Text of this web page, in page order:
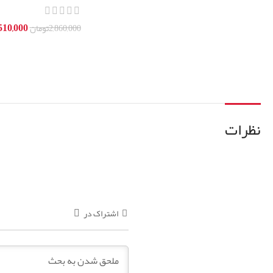
بسکت دبل قهوه ساز
2,860,000تومان
نظرات
اشتراک در